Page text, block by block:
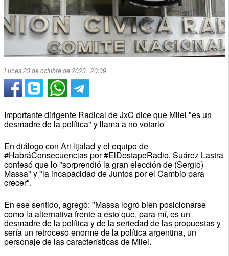
Lunes 23 de octubre de 2023 | 20:09
Importante dirigente Radical de JxC dice que Milei "es un
desmadre de la política" y llama a no votarlo
En diálogo con Ari lijalad y el equipo de
#HabráConsecuencias por #ElDestapeRadio, Suárez Lastra
confesó que lo "sorprendió la gran elección de (Sergio)
Massa" y "la incapacidad de Juntos por el Cambio para
crecer".
En ese sentido, agregó: "Massa logró bien posicionarse
como la alternativa frente a esto que, para mí, es un
desmadre de la política y de la seriedad de las propuestas y
sería un retroceso enorme de la política argentina, un
personaje de las características de Milei.